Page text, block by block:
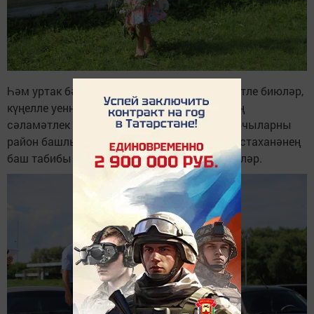
Һәм уртак бәйрәмнәрне матур җырлар, дәртле биюләр,
күңелле уеннар белән үткәрделәр. Районның
сәламәтлек саклау тармагында хезмәт куючыларны
район башлыгы Альберт Хуҗин һәм үзәк хастаханәнең
баш табибы Дамир Сөләйманов сәламләделәр.